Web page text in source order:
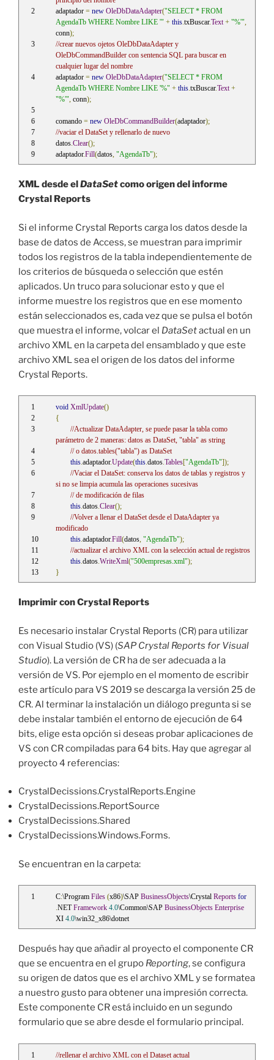
adaptador = new OleDbDataAdapter("SELECT * FROM
AgendaTb WHERE Nombre LIKE '" + this.txBuscar.Text + "%'",
conn);
//crear nuevos ojetos OleDbDataAdapter y
OleDbCommandBuilder con sentencia SQL para buscar en
cualquier lugar del nombre
adaptador = new OleDbDataAdapter("SELECT * FROM
AgendaTb WHERE Nombre LIKE '%" + this.txBuscar.Text +
"%'", conn);
comando = new OleDbCommandBuilder(adaptador);
//vaciar el DataSet y rellenarlo de nuevo
datos.Clear();
adaptador.Fill(datos, "AgendaTb");
XML desde el DataSetcomo origen del informe
Crystal Reports
Si el informe Crystal Reports carga los datos desde la
base de datos de Access, se muestran para imprimir
todos los registros de la tabla independientemente de
los criterios de búsqueda o selección que estén
aplicados. Un truco para solucionar esto y que el
informe muestre los registros que en ese momento
están seleccionados es, cada vez que se pulsa el botón
que muestra el informe, volcar el DataSetactual en un
archivo XML en la carpeta del ensamblado y que este
archivo XML sea el origen de los datos del informe
Crystal Reports.
void XmlUpdate()
{
//Actualizar DataAdapter, se puede pasar la tabla como
parámetro de 2 maneras: datos as DataSet, "tabla" as string
// o datos.tables("tabla") as DataSet
this.adaptador.Update(this.datos.Tables["AgendaTb"]);
//Vaciar el DataSet: conserva los datos de tablas y registros y
si no se limpia acumula las operaciones sucesivas
// de modificación de filas
this.datos.Clear();
//Volver a llenar el DataSet desde el DataAdapter ya
modificado
this.adaptador.Fill(datos, "AgendaTb");
//actualizar el archivo XML con la selección actual de registros
this.datos.WriteXml("500empresas.xml");
}
Imprimir con Crystal Reports
Es necesario instalar Crystal Reports (CR) para utilizar
con Visual Studio (VS) (SAP Crystal Reports for Visual
Studio). La versión de CR ha de ser adecuada a la
versión de VS. Por ejemplo en el momento de escribir
este artículo para VS 2019 se descarga la versión 25 de
CR. Al terminar la instalación un diálogo pregunta si se
debe instalar también el entorno de ejecución de 64
bits, elige esta opción si deseas probar aplicaciones de
VS con CR compiladas para 64 bits. Hay que agregar al
proyecto 4 referencias:
CrystalDecissions.CrystalReports.Engine
CrystalDecissions.ReportSource
CrystalDecissions.Shared
CrystalDecissions.Windows.Forms.
Se encuentran en la carpeta:
C:\Program Files (x86)\SAP BusinessObjects\Crystal Reports for
.NET Framework 4.0\Common\SAP BusinessObjects Enterprise
XI 4.0\win32_x86\dotnet
Después hay que añadir al proyecto el componente CR
que se encuentra en el grupo Reporting, se configura
su origen de datos que es el archivo XML y se formatea
a nuestro gusto para obtener una impresión correcta.
Este componente CR está incluido en un segundo
formulario que se abre desde el formulario principal.
//rellenar el archivo XML con el Dataset actual